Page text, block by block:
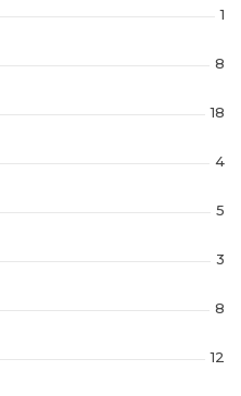
1
8
18
4
5
3
8
12